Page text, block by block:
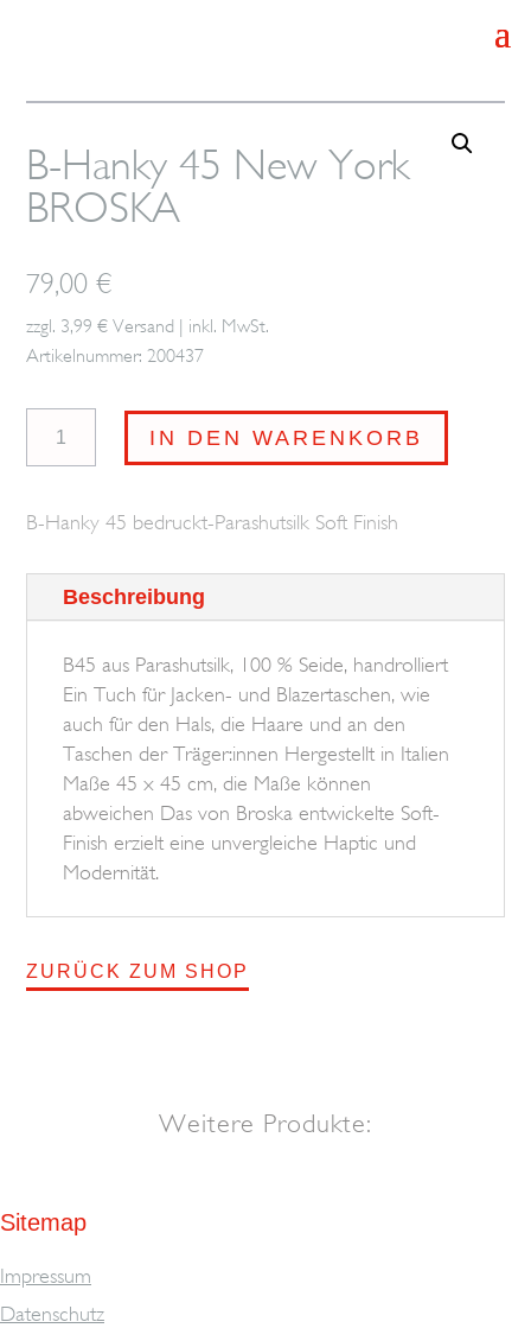
B-Hanky 45 New York
BROSKA
79,00€
zzgl. 3,99 € Versand | inkl. MwSt.
Artikelnummer: 200437
Hanky
New
BROSKA
IN DEN WARENKORB
B-Hanky 45 bedruckt-Parashutsilk Soft Finish
Beschreibung
B45 aus Parashutsilk, 100 % Seide, handrolliert
Ein Tuch für Jacken- und Blazertaschen, wie
auch für den Hals, die Haare und an den
Taschen der Träger:innen Hergestellt in Italien
Maße 45 x 45 cm, die Maße können
abweichen Das von Broska entwickelte Soft-
Finish erzielt eine unvergleiche Haptic und
Modernität.
ZURÜCK ZUM SHOP
Weitere Produkte:
Sitemap
Impressum
Datenschutz